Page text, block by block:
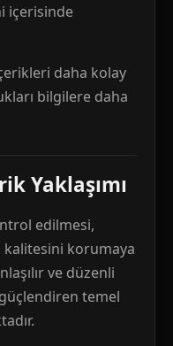
içerisinde
daha kolay
bilgilere daha
Yaklaşımı
edilmesi,
kalitesini korumaya
ve düzenli
temel